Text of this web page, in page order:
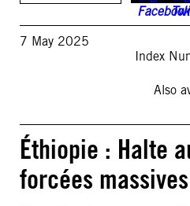
7 May 2025
Index
Also
Éthiopie : Halte
forcées